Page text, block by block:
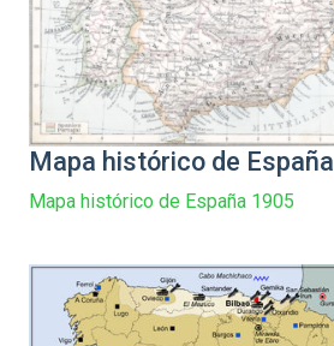
Mapa histórico de España
Mapa histórico de España 1905